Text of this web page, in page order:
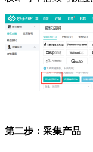
第二步：采集产品